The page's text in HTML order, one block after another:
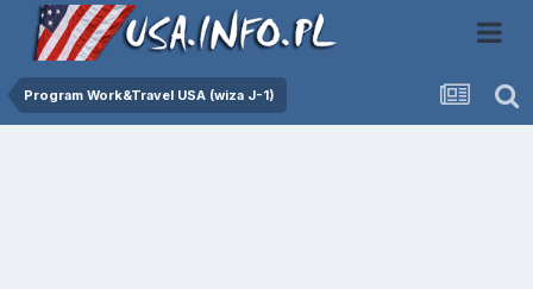
Program Work&Travel USA (wiza J-1)